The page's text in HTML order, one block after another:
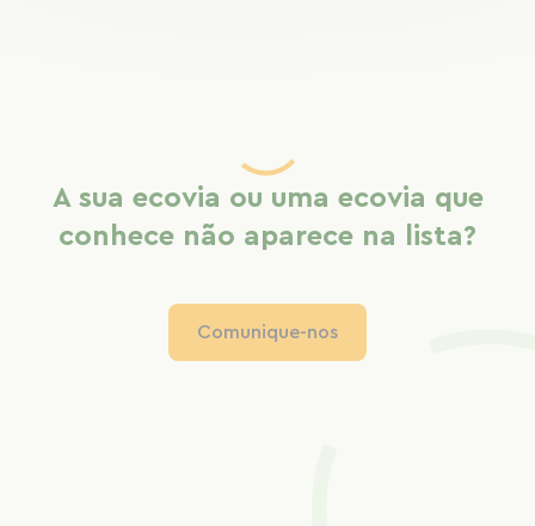
A sua ecovia ou uma ecovia que
conhece não aparece na lista?
Comunique-nos